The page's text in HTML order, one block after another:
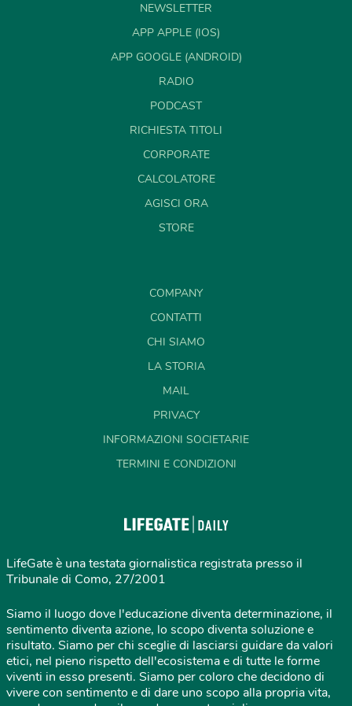
NEWSLETTER
APP APPLE (IOS)
APP GOOGLE (ANDROID)
RADIO
PODCAST
RICHIESTA TITOLI
CORPORATE
CALCOLATORE
AGISCI ORA
STORE
COMPANY
CONTATTI
CHI SIAMO
LA STORIA
MAIL
PRIVACY
INFORMAZIONI SOCIETARIE
TERMINI E CONDIZIONI
LifeGate è una testata giornalistica registrata presso il
Tribunale di Como, 27/2001
Siamo il luogo dove l'educazione diventa determinazione, il
sentimento diventa azione, lo scopo diventa soluzione e
risultato. Siamo per chi sceglie di lasciarsi guidare da valori
etici, nel pieno rispetto dell'ecosistema e di tutte le forme
viventi in esso presenti. Siamo per coloro che decidono di
vivere con sentimento e di dare uno scopo alla propria vita,